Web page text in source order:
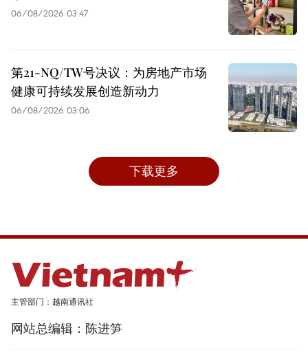
06/08/2026 03:47
第21-NQ/TW号决议：为房地产市场
健康可持续发展创造新动力
06/08/2026 03:06
下载更多
主管部门：越南通讯社
网站总编辑：陈进笋